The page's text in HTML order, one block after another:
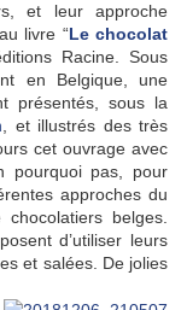
et leur approche
livre “Le chocolat
Racine. Sous
en Belgique, une
présentés, sous la
, et illustrés des très
cet ouvrage avec
pourquoi pas, pour
approches du
belges.
d’utiliser leurs
et salées. De jolies